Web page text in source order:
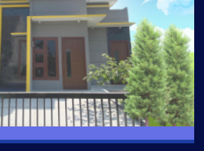
Kota dengan fasilitas Free Desain, Dapur,
3 Kamar Tidur dan 2 Kamar Mandi.